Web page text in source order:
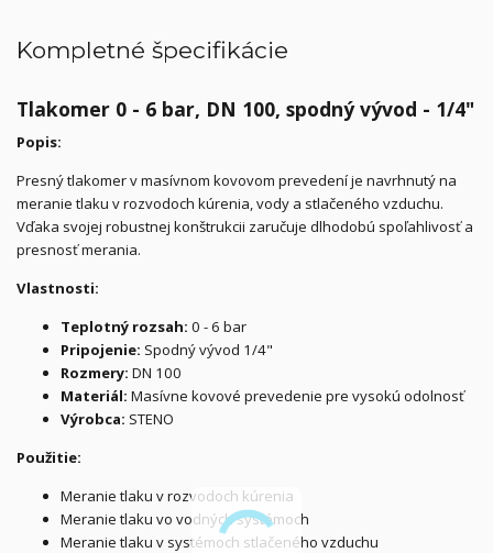
Kompletné špecifikácie
Tlakomer 0 - 6 bar, DN 100, spodný vývod - 1/4"
Popis:
Presný tlakomer v masívnom kovovom prevedení je navrhnutý na
meranie tlaku v rozvodoch kúrenia, vody a stlačeného vzduchu.
Vďaka svojej robustnej konštrukcii zaručuje dlhodobú spoľahlivosť a
presnosť merania.
Vlastnosti:
Teplotný rozsah: 0 - 6 bar
Pripojenie: Spodný vývod 1/4"
Rozmery: DN 100
Materiál: Masívne kovové prevedenie pre vysokú odolnosť
Výrobca: STENO
Použitie:
Meranie tlaku v rozvodoch kúrenia
Meranie tlaku vo vodných systémoch
Meranie tlaku v systémoch stlačeného vzduchu